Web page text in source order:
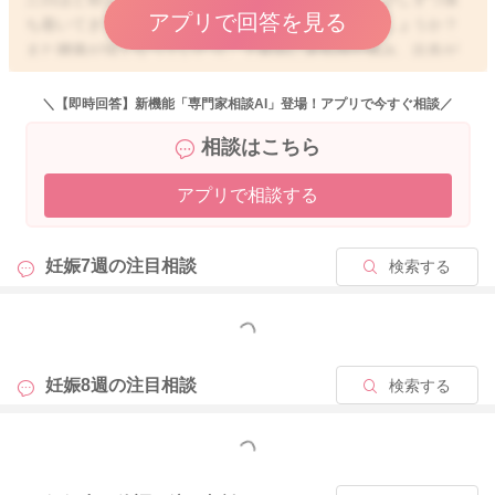
ち着いてきていたようなのですが、今朝はいかがでしょうか？
また腰痛が強くなっていたり、下腹部に違和感や痛み、出血が
見られるようなこともありませんか？
悪寒は自律神経のバランスを崩されていることもないかなとも
思いました。
初期の頃でもホルモンの影響を受けて、腰痛が見られるように
腰痛が強まっていたり、下腹部にも違和感など変わったことが
つつ、様子を見て見ていただけたらどうかなとも思いました。
ご心配が残る時には、早めに受診をしていただき、先生にもご
アプリで回答を見る
＼【即時回答】新機能「専門家相談AI」登場！アプリで今すぐ相談／
相談はこちら
アプリで相談する
妊娠7週の注目相談 検索する
もっと見る
妊娠8週の注目相談 検索する
もっと見る